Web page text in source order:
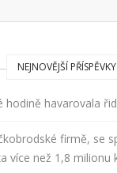
NEJNOVĚJŠÍ PŘÍSPĚVKY
hodině havarovala
firmě, se
více než 1,8 milionu